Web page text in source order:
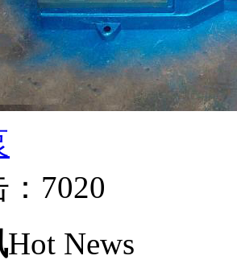
：7020
Hot News